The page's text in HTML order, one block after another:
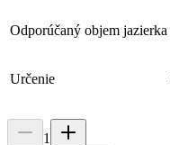
Odporúčaný objem jazierka
Určenie
1